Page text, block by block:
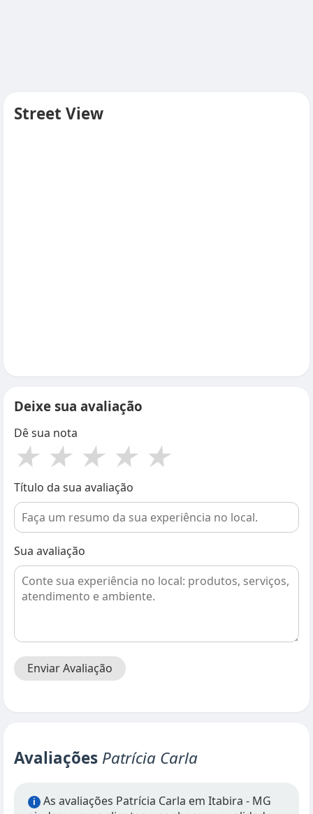
Street View
Deixe sua avaliação
Dê sua nota
★ ★ ★ ★ ★
Título da sua avaliação
Sua avaliação
Enviar Avaliação
Avaliações Patrícia Carla
i
As avaliações Patrícia Carla em Itabira - MG